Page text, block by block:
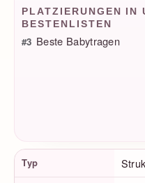
PLATZIERUNGEN IN
BESTENLISTEN
#3 Beste Babytragen
Produktfakten
Typ